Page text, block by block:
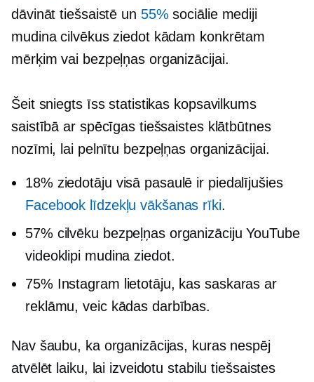
dāvināt tiešsaistē un 55% sociālie mediji
mudina cilvēkus ziedot kādam konkrētam
mērķim vai bezpeļņas organizācijai.
Šeit sniegts īss statistikas kopsavilkums
saistībā ar spēcīgas tiešsaistes klātbūtnes
nozīmi, lai pelnītu bezpeļņas organizācijai.
18% ziedotāju visā pasaulē ir piedalījušies
Facebook līdzekļu vākšanas rīki.
57% cilvēku bezpeļņas organizāciju YouTube
videoklipi mudina ziedot.
75% Instagram lietotāju, kas saskaras ar
reklāmu, veic kādas darbības.
Nav šaubu, ka organizācijas, kuras nespēj
atvēlēt laiku, lai izveidotu stabilu tiešsaistes